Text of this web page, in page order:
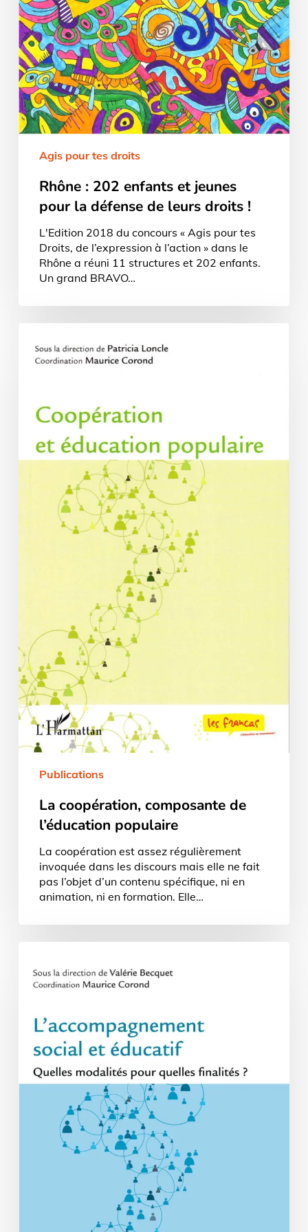
Agis pour tes droits
Rhône : 202 enfants et jeunes
pour la défense de leurs droits !
L'Edition 2018 du concours « Agis pour tes
Droits, de l’expression à l’action » dans le
Rhône a réuni 11 structures et 202 enfants.
Un grand BRAVO…
coopération,
composante
populaire
Publications
La coopération, composante de
l’éducation populaire
La coopération est assez régulièrement
invoquée dans les discours mais elle ne fait
pas l’objet d’un contenu spécifique, ni en
animation, ni en formation. Elle…